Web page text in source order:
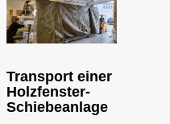
Transport einer
Holzfenster-
Schiebeanlage